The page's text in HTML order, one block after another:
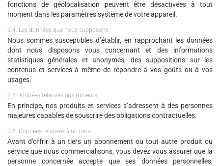
fonctions de géolocalisation peuvent être désactivées à tout
moment dans les paramètres système de votre appareil.
3.4. Les données que nous supposons
Nous sommes susceptibles d’établir, en rapprochant les données
dont nous disposons vous concernant et des informations
statistiques générales et anonymes, des suppositions sur les
contenus et services à même de répondre à vos goûts ou à vos
usages.
3.5 Données relatives aux mineurs
En principe, nos produits et services s’adressent à des personnes
majeures capables de souscrire des obligations contractuelles.
3.6. Données relatives à un tiers
Avant d’offrir à un tiers un abonnement ou tout autre produit ou
service que nous commercialisons, vous devez vous assurer que la
personne concernée accepte que ses données personnelles,